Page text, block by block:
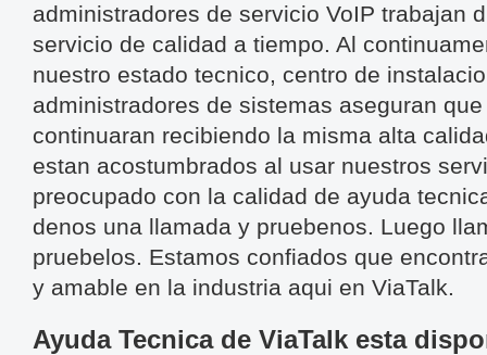
administradores de servicio VoIP trabajan
servicio de calidad a tiempo. Al
nuestro estado tecnico, centro de
administradores de sistemas aseguran
continuaran recibiendo la misma alta
estan acostumbrados al usar nuestros
preocupado con la calidad de ayuda
denos una llamada y pruebenos. Luego
pruebelos. Estamos confiados que
y amable en la industria aqui en ViaTalk.
Ayuda Tecnica de ViaTalk esta